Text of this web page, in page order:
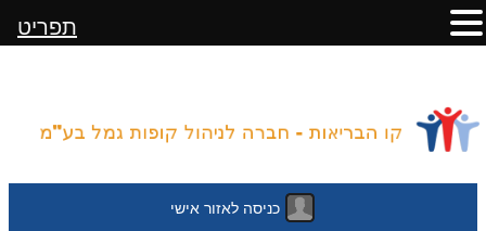
כניסה לאזור אישי
תפריט